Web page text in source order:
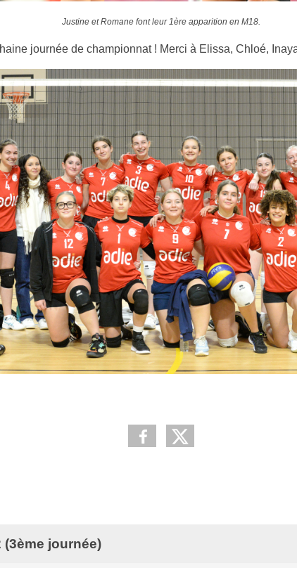
Justine et Romane font leur 1ère apparition en M18.
journée de championnat ! Merci à Elissa, Chloé,
(3ème journée)